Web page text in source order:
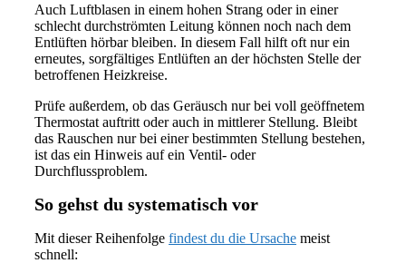
Auch Luftblasen in einem hohen Strang oder in einer
schlecht durchströmten Leitung können noch nach dem
Entlüften hörbar bleiben. In diesem Fall hilft oft nur ein
erneutes, sorgfältiges Entlüften an der höchsten Stelle der
betroffenen Heizkreise.
Prüfe außerdem, ob das Geräusch nur bei voll geöffnetem
Thermostat auftritt oder auch in mittlerer Stellung. Bleibt
das Rauschen nur bei einer bestimmten Stellung bestehen,
ist das ein Hinweis auf ein Ventil- oder
Durchflussproblem.
So gehst du systematisch vor
Mit dieser Reihenfolge findest du die Ursache meist
schnell: